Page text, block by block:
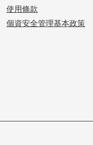
使用條款
個資安全管理基本政策